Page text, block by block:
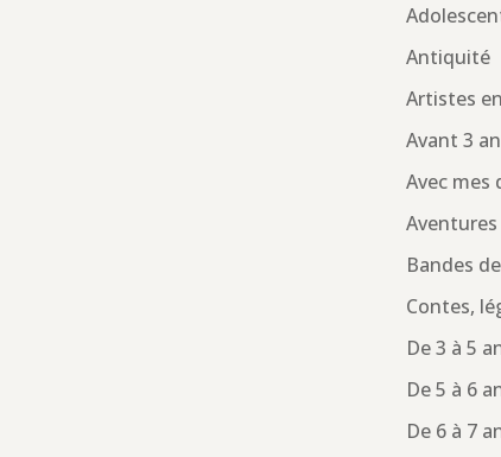
Antiquité
Artistes
Avant 3
Avec mes
Bandes
Contes,
De 3 à 5
De 5 à 6
De 6 à 7